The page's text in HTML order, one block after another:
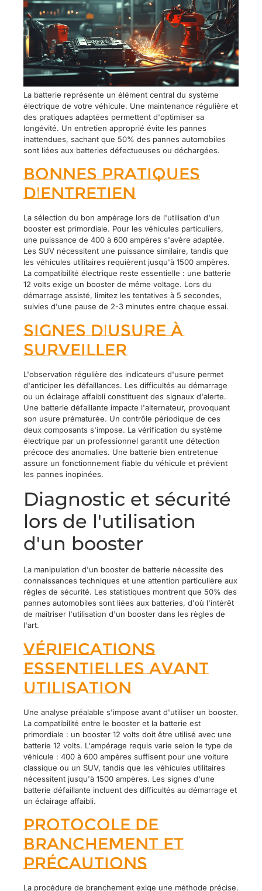
La batterie représente un élément central du système
électrique de votre véhicule. Une maintenance régulière et
des pratiques adaptées permettent d'optimiser sa
longévité. Un entretien approprié évite les pannes
inattendues, sachant que 50% des pannes automobiles
sont liées aux batteries défectueuses ou déchargées.
Bonnes pratiques
d'entretien
La sélection du bon ampérage lors de l'utilisation d'un
booster est primordiale. Pour les véhicules particuliers,
une puissance de 400 à 600 ampères s'avère adaptée.
Les SUV nécessitent une puissance similaire, tandis que
les véhicules utilitaires requièrent jusqu'à 1500 ampères.
La compatibilité électrique reste essentielle : une batterie
12 volts exige un booster de même voltage. Lors du
démarrage assisté, limitez les tentatives à 5 secondes,
suivies d'une pause de 2-3 minutes entre chaque essai.
Signes d'usure à
surveiller
L'observation régulière des indicateurs d'usure permet
d'anticiper les défaillances. Les difficultés au démarrage
ou un éclairage affaibli constituent des signaux d'alerte.
Une batterie défaillante impacte l'alternateur, provoquant
son usure prématurée. Un contrôle périodique de ces
deux composants s'impose. La vérification du système
électrique par un professionnel garantit une détection
précoce des anomalies. Une batterie bien entretenue
assure un fonctionnement fiable du véhicule et prévient
les pannes inopinées.
Diagnostic et sécurité
lors de l'utilisation
d'un booster
La manipulation d'un booster de batterie nécessite des
connaissances techniques et une attention particulière aux
règles de sécurité. Les statistiques montrent que 50% des
pannes automobiles sont liées aux batteries, d'où l'intérêt
de maîtriser l'utilisation d'un booster dans les règles de
l'art.
Vérifications
essentielles avant
utilisation
Une analyse préalable s'impose avant d'utiliser un booster.
La compatibilité entre le booster et la batterie est
primordiale : un booster 12 volts doit être utilisé avec une
batterie 12 volts. L'ampérage requis varie selon le type de
véhicule : 400 à 600 ampères suffisent pour une voiture
classique ou un SUV, tandis que les véhicules utilitaires
nécessitent jusqu'à 1500 ampères. Les signes d'une
batterie défaillante incluent des difficultés au démarrage et
un éclairage affaibli.
Protocole de
branchement et
précautions
La procédure de branchement exige une méthode précise.